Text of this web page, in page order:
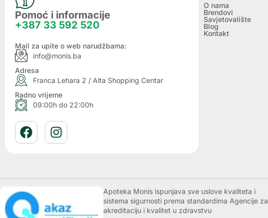
Pomoć i informacije
+387 33 592 520
Mail za upite o web narudžbama:
info@monis.ba
Adresa
Franca Lehara 2 / Alta Shopping Centar
Radno vrijeme
09:00h do 22:00h
O nama
Brendovi
Savjetovalište
Blog
Kontakt
Apoteka Monis ispunjava sve uslove kvaliteta i
sistema sigurnosti prema standardima Agencije za
akreditaciju i kvalitet u zdravstvu